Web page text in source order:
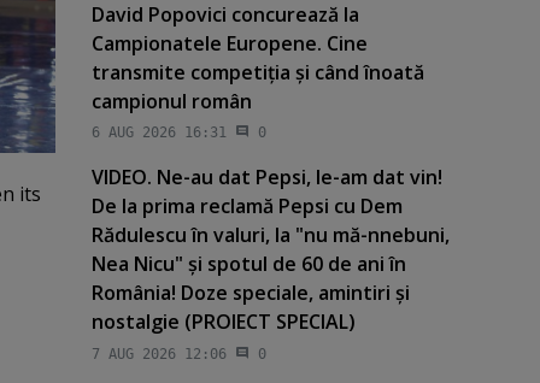
its
David Popovici concurează la
Campionatele Europene. Cine
transmite competiţia şi când înoată
campionul român
6 AUG 2026 16:31 0
VIDEO. Ne-au dat Pepsi, le-am dat vin!
De la prima reclamă Pepsi cu Dem
Rădulescu în valuri, la "nu mă-nnebuni,
Nea Nicu" şi spotul de 60 de ani în
România! Doze speciale, amintiri şi
nostalgie (PROIECT SPECIAL)
7 AUG 2026 12:06 0